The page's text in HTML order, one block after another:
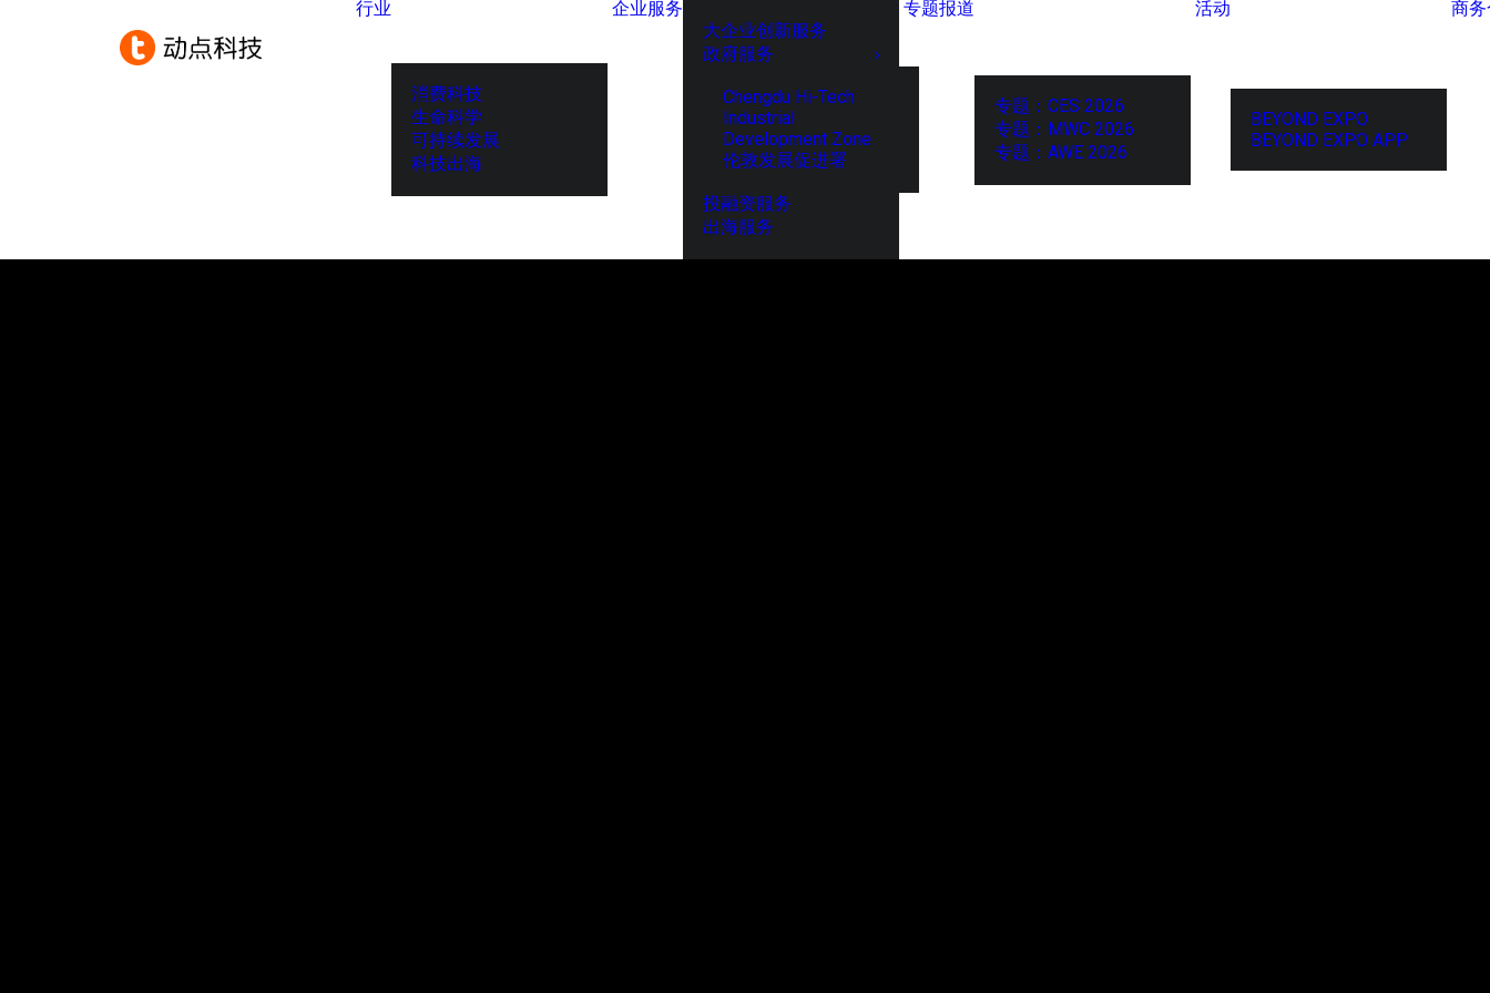
行业
消费科技
生命科学
可持续发展
科技出海
企业服务
大企业创新服务
政府服务
Chengdu Hi-Tech
Industrial
Development Zone
伦敦发展促进署
投融资服务
出海服务
专题报道
专题：CES 2026
专题：MWC 2026
专题：AWE 2026
活动
BEYOND EXPO
BEYOND EXPO APP
商